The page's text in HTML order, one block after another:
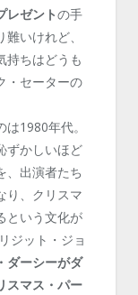
レゼントの手
いけれど、
持ちはどうも
・セーターの
1980年代。
ずかしいほど
、出演者たち
り、クリスマ
という文化が
ジット・ジョ
ダーシーがダ
スマス・パー